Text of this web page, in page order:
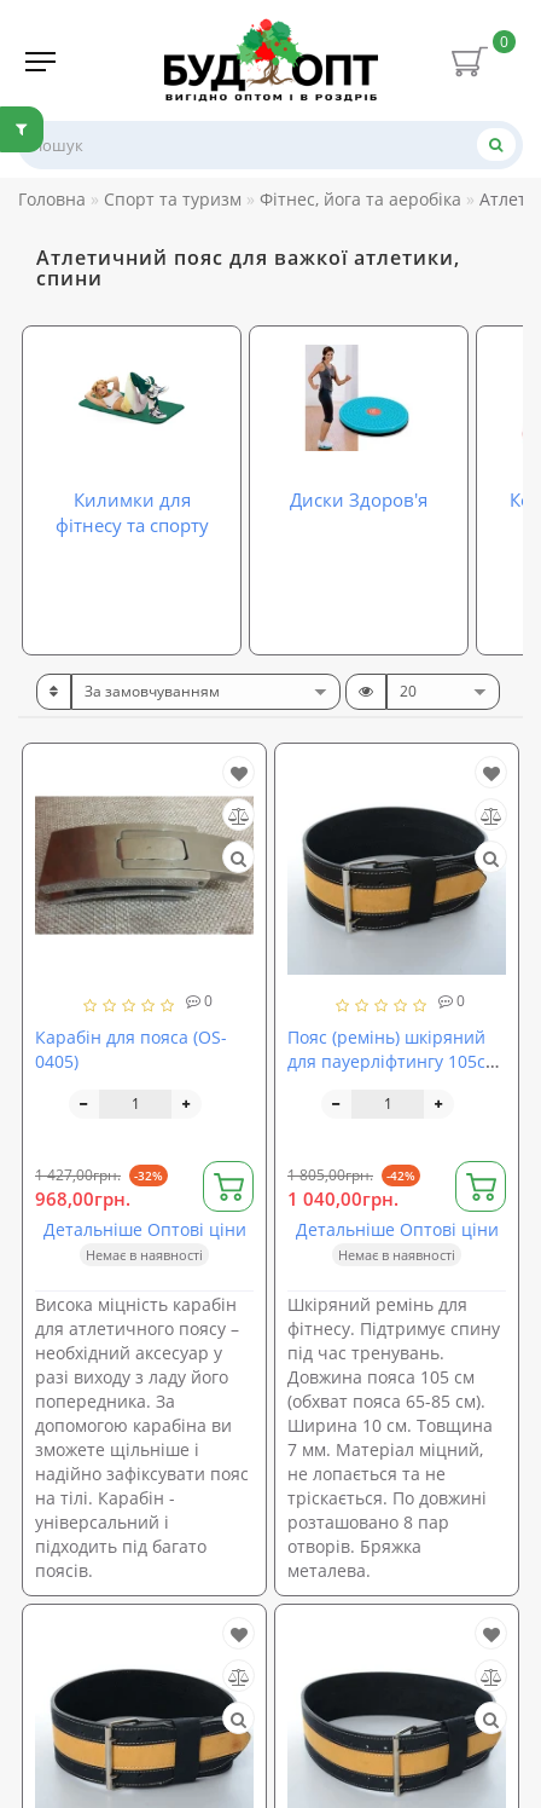
0
Головна Спорт та туризм Фітнес, йога та аеробіка
Атлетичний пояс для важкої атлетики,
спини
Килимки для
фітнесу та спорту
Диски Здоров'я
0
Карабін для пояса (OS-
0405)
1 427,00грн. -32%
968,00грн.
Детальніше Оптові ціни
Немає в наявності
Висока міцність карабін
для атлетичного поясу –
необхідний аксесуар у
разі виходу з ладу його
попередника. За
допомогою карабіна ви
зможете щільніше і
надійно зафіксувати пояс
на тілі. Карабін -
універсальний і
підходить під багато
поясів.
0
Пояс (ремінь) шкіряний
для пауерліфтингу 105см
1 805,00грн. -42%
1 040,00грн.
Детальніше Оптові ціни
Немає в наявності
Шкіряний ремінь для
фітнесу. Підтримує спину
під час тренувань.
Довжина пояса 105 см
(обхват пояса 65-85 см).
Ширина 10 см. Товщина
7 мм. Матеріал міцний,
не лопається та не
тріскається. По довжині
розташовано 8 пар
отворів. Бряжка
металева.